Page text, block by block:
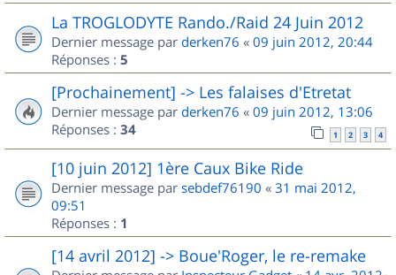
La TROGLODYTE Rando./Raid 24 Juin 2012
Dernier message par derken76 « 09 juin 2012, 20:44
Réponses : 5
[Prochainement] -> Les falaises d'Etretat
Dernier message par derken76 « 09 juin 2012, 13:06
Réponses : 34 1 2 3 4
[10 juin 2012] 1ère Caux Bike Ride
Dernier message par sebdef76190 « 31 mai 2012,
09:51
Réponses : 1
[14 avril 2012] -> Boue'Roger, le re-remake